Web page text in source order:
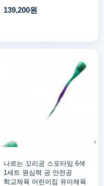
139,200원
나르는 꼬리공 스포타임 6색
1세트 원심력 공 안전공
학교체육 어린이집 유아체육